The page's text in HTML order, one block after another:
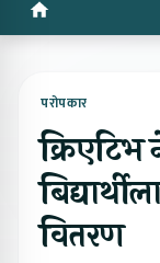
परोपकार
वितरण